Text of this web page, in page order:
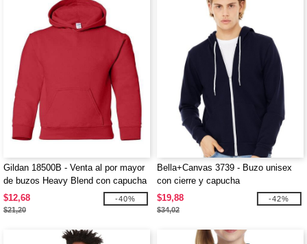
Gildan 18500B - Venta al por mayor
de buzos Heavy Blend con capucha
para niños
$12,68
$21,20
-40%
Bella+Canvas 3739 - Buzo unisex
con cierre y capucha
$19,88
$34,02
-42%